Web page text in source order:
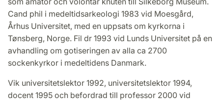
Cand phil i medeltidsarkeologi 1983 vid Moesgård,
Århus Universitet, med en uppsats om kyrkorna i
Tønsberg, Norge. Fil dr 1993 vid Lunds Universitet på en
avhandling om gotiseringen av alla ca 2700
sockenkyrkor i medeltidens Danmark.
Vik universitetslektor 1992, universitetslektor 1994,
docent 1995 och befordrad till professor 2000 vid